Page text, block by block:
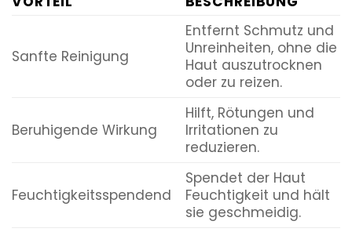
Sanfte Reinigung
Entfernt Schmutz und
Unreinheiten, ohne die
Haut auszutrocknen
oder zu reizen.
Beruhigende Wirkung
Hilft, Rötungen und
Irritationen zu
reduzieren.
Feuchtigkeitsspendend
Spendet der Haut
Feuchtigkeit und hält
sie geschmeidig.